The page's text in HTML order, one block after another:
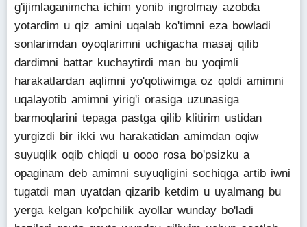
g'ijimlaganimcha ichim yonib ingrolmay azobda
yotardim u qiz amini uqalab ko'timni eza bowladi
sonlarimdan oyoqlarimni uchigacha masaj qilib
dardimni battar kuchaytirdi man bu yoqimli
harakatlardan aqlimni yo'qotiwimga oz qoldi amimni
uqalayotib amimni yirig'i orasiga uzunasiga
barmoqlarini tepaga pastga qilib klitirim ustidan
yurgizdi bir ikki wu harakatidan amimdan oqiw
suyuqlik oqib chiqdi u oooo rosa bo'psizku a
opaginam deb amimni suyuqligini sochiqga artib iwni
tugatdi man uyatdan qizarib ketdim u uyalmang bu
yerga kelgan ko'pchilik ayollar wunday bo'ladi